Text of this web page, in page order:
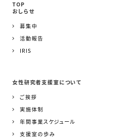
TOP
おしらせ
募集中
活動報告
IRIS
女性研究者支援室について
ご挨拶
実施体制
年間事業スケジュール
支援室の歩み